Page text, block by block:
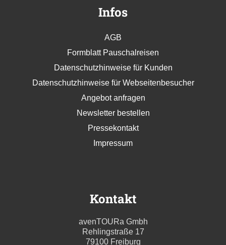
Infos
AGB
Formblatt Pauschalreisen
Datenschutzhinweise für Kunden
Datenschutzhinweise für Webseitenbesucher
Angebot anfragen
Newsletter bestellen
Pressekontakt
Impressum
Kontakt
avenTOURa Gmbh
Rehlingstraße 17
79100 Freiburg